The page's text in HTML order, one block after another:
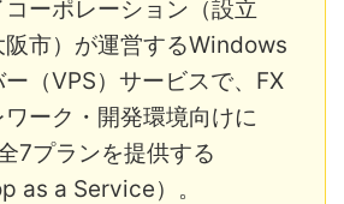
ーポレーション（設立
市）が運営するWindows
（VPS）サービスで、FX
ーク・開発環境向けに
7プランを提供する
as a Service）。